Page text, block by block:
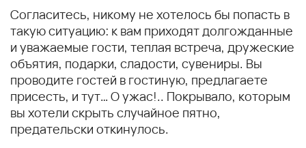
Согласитесь, никому не хотелось бы попасть в
такую ситуацию: к вам приходят долгожданные
и уважаемые гости, теплая встреча, дружеские
объятия, подарки, сладости, сувениры. Вы
проводите гостей в гостиную, предлагаете
присесть, и тут… О ужас!.. Покрывало, которым
вы хотели скрыть случайное пятно,
предательски откинулось.